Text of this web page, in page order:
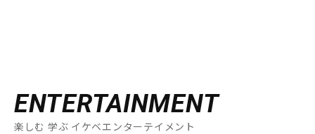
ENTERTAINMENT
楽しむ 学ぶ イケベエンターテイメント